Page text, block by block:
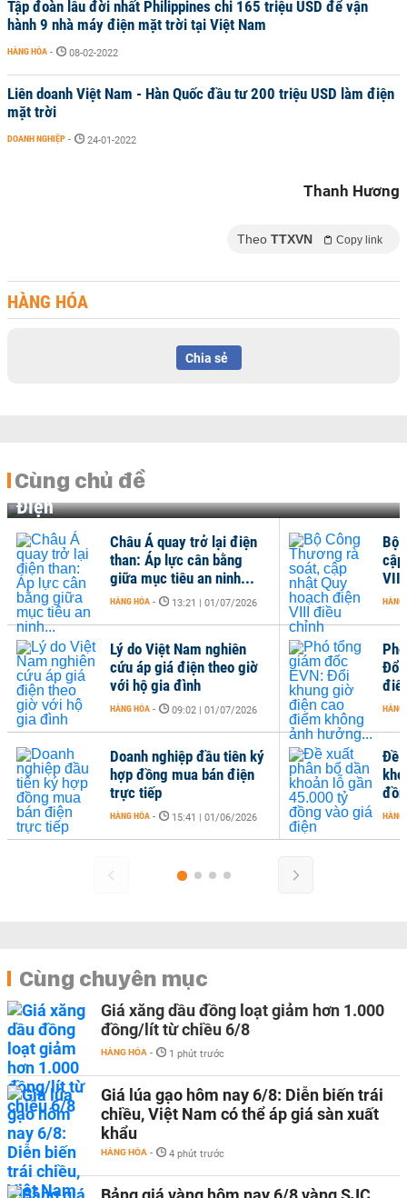
Tập đoàn lâu đời nhất Philippines chi 165 triệu USD để vận
hành 9 nhà máy điện mặt trời tại Việt Nam
HÀNG HÓA - 08-02-2022
Liên doanh Việt Nam - Hàn Quốc đầu tư 200 triệu USD làm điện
mặt trời
DOANH NGHIỆP - 24-01-2022
Thanh Hương
Theo TTXVN Copy link
HÀNG HÓA
Chia sẻ
Cùng chủ đề
Điện
Châu Á quay trở lại điện
than: Áp lực cân bằng
giữa mục tiêu an ninh...
HÀNG HÓA - 13:21 | 01/07/2026
Lý do Việt Nam nghiên
cứu áp giá điện theo giờ
với hộ gia đình
HÀNG HÓA - 09:02 | 01/07/2026
Bộ Công Thương rà
cập nhật Quy
VIII điều chỉnh
HÀNG HÓA - 10:56 | 23/
Phó tổng giám đốc
Đổi khung giờ điện
điểm không ảnh
HÀNG HÓA - 08:12 | 11/
Doanh nghiệp đầu tiên ký
hợp đồng mua bán điện
trực tiếp
HÀNG HÓA - 15:41 | 01/06/2026
Đề xuất phân bổ dần
khoản lỗ gần
đồng vào giá điện
HÀNG HÓA - 10:53 | 14/
Cùng chuyên mục
Giá xăng dầu đồng loạt giảm hơn 1.000
đồng/lít từ chiều 6/8
HÀNG HÓA - 1 phút trước
Giá lúa gạo hôm nay 6/8: Diễn biến trái
chiều, Việt Nam có thể áp giá sàn xuất
khẩu
HÀNG HÓA - 4 phút trước